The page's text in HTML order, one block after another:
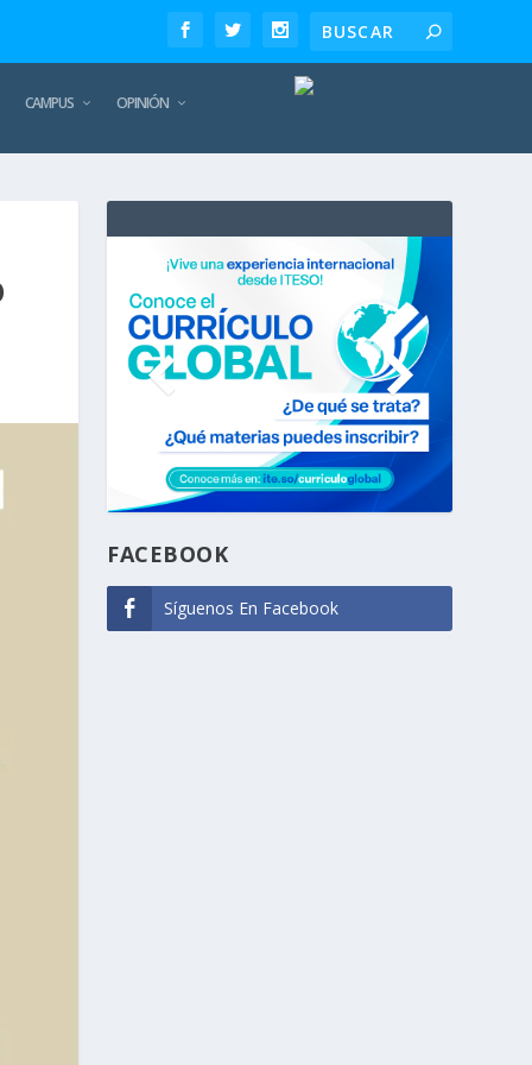
CAMPUS OPINIÓN
FACEBOOK
Síguenos En Facebook